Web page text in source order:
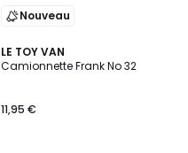
Nouveau
LE TOY VAN
Camionnette Frank No 32
11,95 €